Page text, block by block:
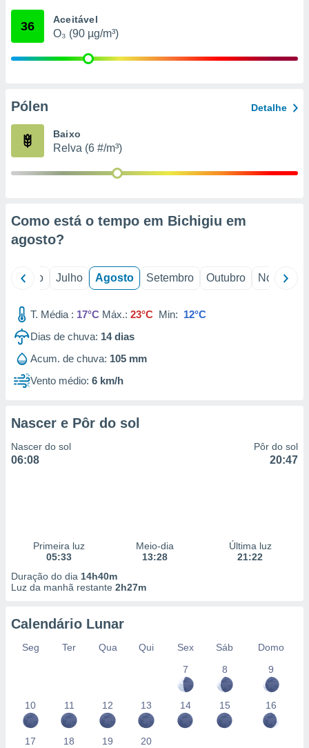
através
estudos
1199
36 Aceitável
O₃ (90 µg/m³)
Pólen Detalhe
Baixo
Relva (6 #/m³)
Como está o tempo em Bichigiu em
agosto?
Junho Julho Agosto Setembro Outubro Novembro
T. Média : 17°C Máx.: 23°C Min: 12°C
Dias de chuva: 14dias
Acum. de chuva: 105 mm
Vento médio: 6 km/h
Nascer e Pôr do sol
Nascer do sol
06:08
Pôr do sol
20:47
Primeira luz
05:33
Meio-dia
13:28
Última luz
21:22
Duração do dia 14h40m
Luz da manhã restante 2h27m
Calendário Lunar
Seg Ter Qua Qui Sex Sáb
Domo
7
8 9
10 11 12 13 14 15 16
17 18 19 20